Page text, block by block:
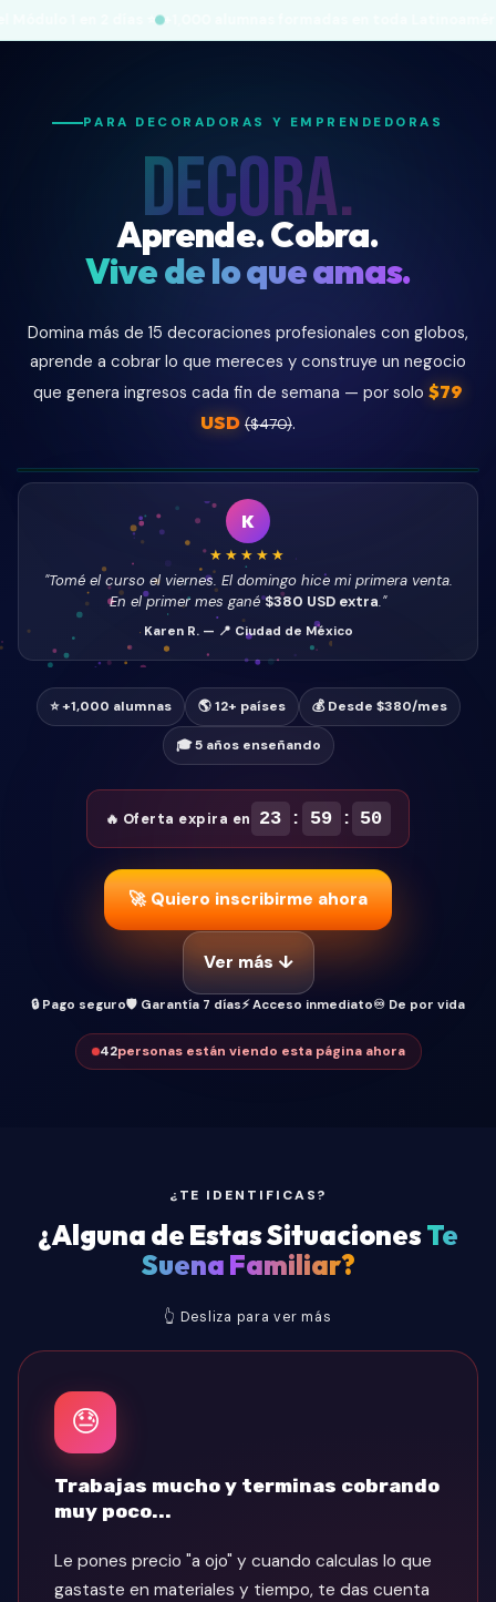
formadas en toda Latinoamérica 🌎
PARA DECORADORAS Y EMPRENDEDORAS
DECORA.
Aprende. Cobra.
Vive de lo que amas.
Domina más de 15 decoraciones profesionales con globos,
aprende a cobrar lo que mereces y construye un negocio
que genera ingresos cada fin de semana — por solo $79
USD ($470).
K
★★★★★
"Tomé el curso el viernes. El domingo hice mi primera venta.
En el primer mes gané$380 USD extra."
Karen R. — 📍 Ciudad de México
⭐ +1,000 alumnas 🌎 12+ países 💰 Desde $380/mes
🎓 5 años enseñando
🔥 Oferta expira en 23 : 59 : 48
🚀 Quiero inscribirme ahora
Ver más ↓
🔒 Pago seguro🛡️ Garantía 7 días⚡ Acceso inmediato♾️ De por vida
42personas están viendo esta página ahora
¿TE IDENTIFICAS?
¿Alguna de Estas SituacionesTe
Suena Familiar?
👆 Desliza para ver más
😰
Ves otras decoradoras con agenda
llena y tú no...
Publicas en Instagram pero nadie pregunta. Ves a
otras con eventos cada fin de semana y piensas: